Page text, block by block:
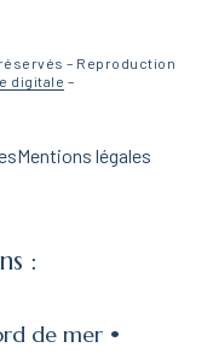
– Reproduction
digitale –
Mentions légales
:
de mer